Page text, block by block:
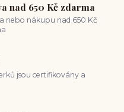
nad 650 Kč zdarma
nebo nákupu nad 650 Kč
jsou certifikovány a